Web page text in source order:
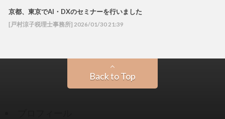
京都、東京でAI・DXのセミナーを行いました
[戸村涼子税理士事務所] 2026/01/30 21:39
Back to Top